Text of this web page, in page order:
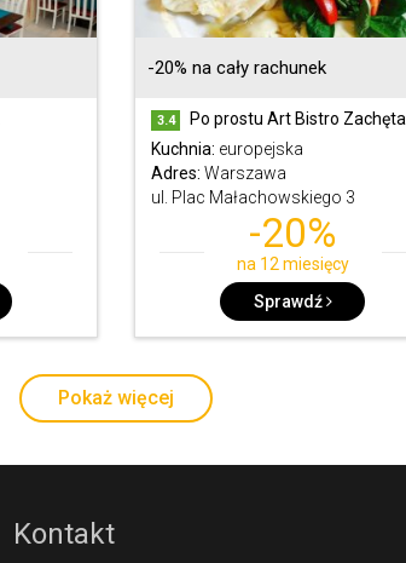
-20% na cały rachunek
3.4
Po prostu Art Bistro Zachęta
Kuchnia: europejska
Adres: Warszawa
ul. Plac Małachowskiego 3
-20%
na 12 miesięcy
Sprawdź
Pokaż więcej
Kontakt